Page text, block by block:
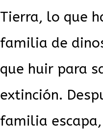
Tierra, lo que
familia de
que huir para
extinción.
familia